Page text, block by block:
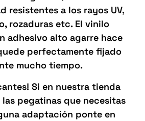
resistentes a los rayos UV,
rozaduras etc. El vinilo
adhesivo alto agarre hace
perfectamente fijado
mucho tiempo.
Si en nuestra tienda
pegatinas que necesitas
adaptación ponte en